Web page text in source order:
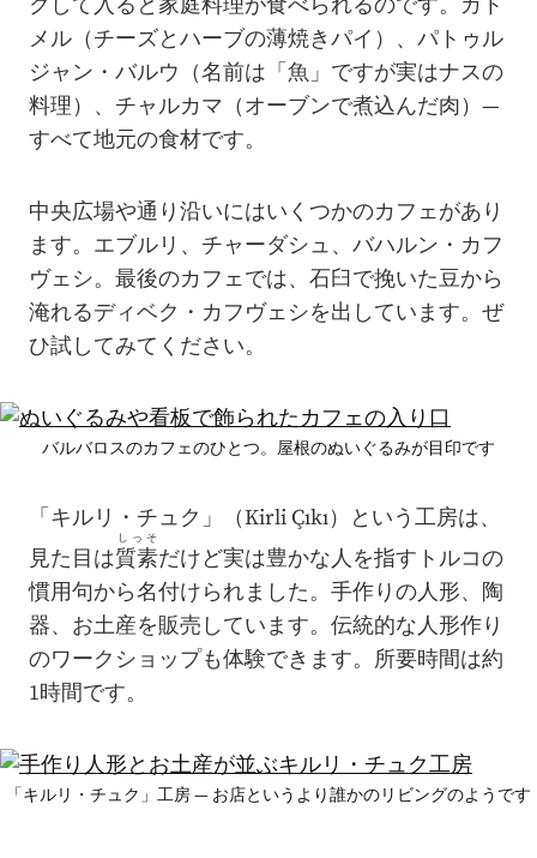
クして入ると家庭料理が食べられるのです。カト
メル（チーズとハーブの薄焼きパイ）、パトゥル
ジャン・バルウ（名前は「魚」ですが実はナスの
料理）、チャルカマ（オーブンで煮込んだ肉）—
すべて地元の食材です。
中央広場や通り沿いにはいくつかのカフェがあり
ます。エブルリ、チャーダシュ、バハルン・カフ
ヴェシ。最後のカフェでは、石臼で挽いた豆から
淹れるディベク・カフヴェシを出しています。ぜ
ひ試してみてください。
バルバロスのカフェのひとつ。屋根のぬいぐるみが目印です
「キルリ・チュク」（Kirli Çıkı）という工房は、
見た目は質素
しっそ
だけど実は豊かな人を指すトルコの
慣用句から名付けられました。手作りの人形、陶
器、お土産を販売しています。伝統的な人形作り
のワークショップも体験できます。所要時間は約
1時間です。
「キルリ・チュク」工房 — お店というより誰かのリビングのようです